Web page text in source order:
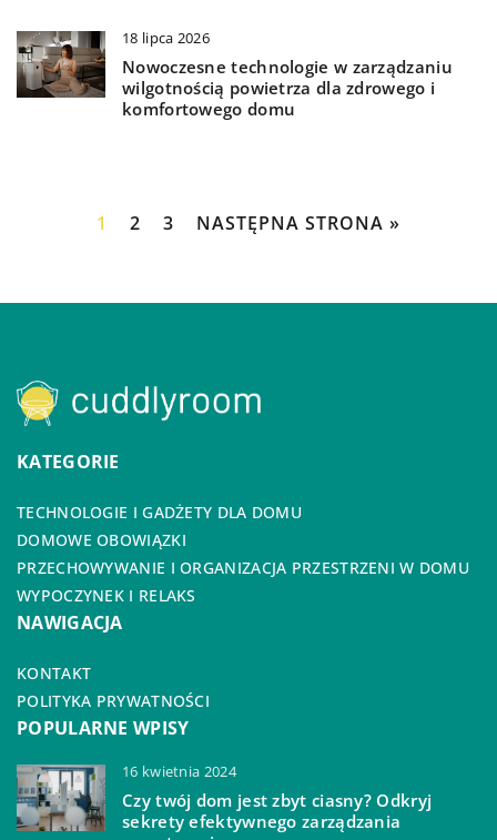
18 lipca 2026
Nowoczesne technologie w zarządzaniu
wilgotnością powietrza dla zdrowego i
komfortowego domu
1 2 3 NASTĘPNA STRONA »
KATEGORIE
TECHNOLOGIE I GADŻETY DLA DOMU
DOMOWE OBOWIĄZKI
PRZECHOWYWANIE I ORGANIZACJA PRZESTRZENI W DOMU
WYPOCZYNEK I RELAKS
NAWIGACJA
KONTAKT
POLITYKA PRYWATNOŚCI
POPULARNE WPISY
16 kwietnia 2024
Czy twój dom jest zbyt ciasny? Odkryj
sekrety efektywnego zarządzania